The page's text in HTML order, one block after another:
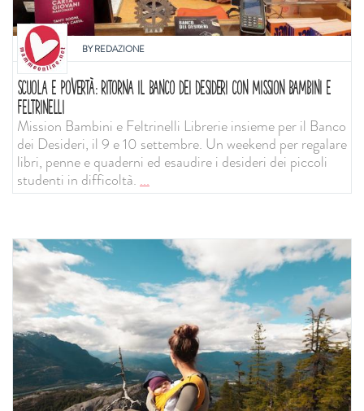
BYREDAZIONE
SCUOLA E POVERTÀ: RITORNA IL BANCO DEI DESIDERI CON MISSION BAMBINI E
FELTRINELLI
Mission Bambini e Feltrinelli Librerie insieme per il Banco
dei Desideri, il 9 e 10 settembre. Un weekend per regalare
libri, penne e quaderni ed esaudire i desideri dei piccoli
studenti in difficoltà....